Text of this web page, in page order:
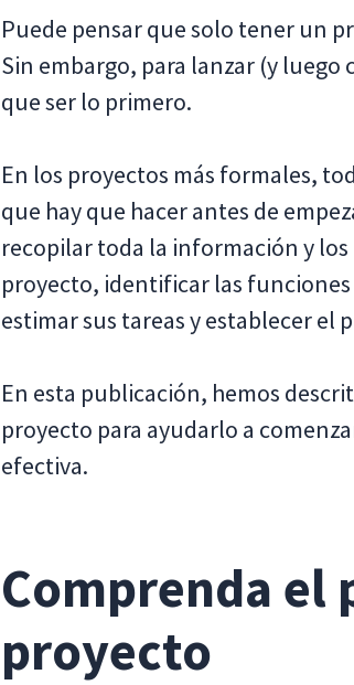
Puede pensar que solo tener un
Sin embargo, para lanzar (y
que ser lo primero.
En los proyectos más formales,
que hay que hacer antes de
recopilar toda la información y
proyecto, identificar las
estimar sus tareas y establecer el
En esta publicación, hemos
proyecto para ayudarlo a
efectiva.
Comprenda el
proyecto